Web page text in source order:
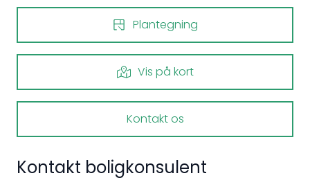
Plantegning
Vis på kort
Kontakt os
Kontakt boligkonsulent